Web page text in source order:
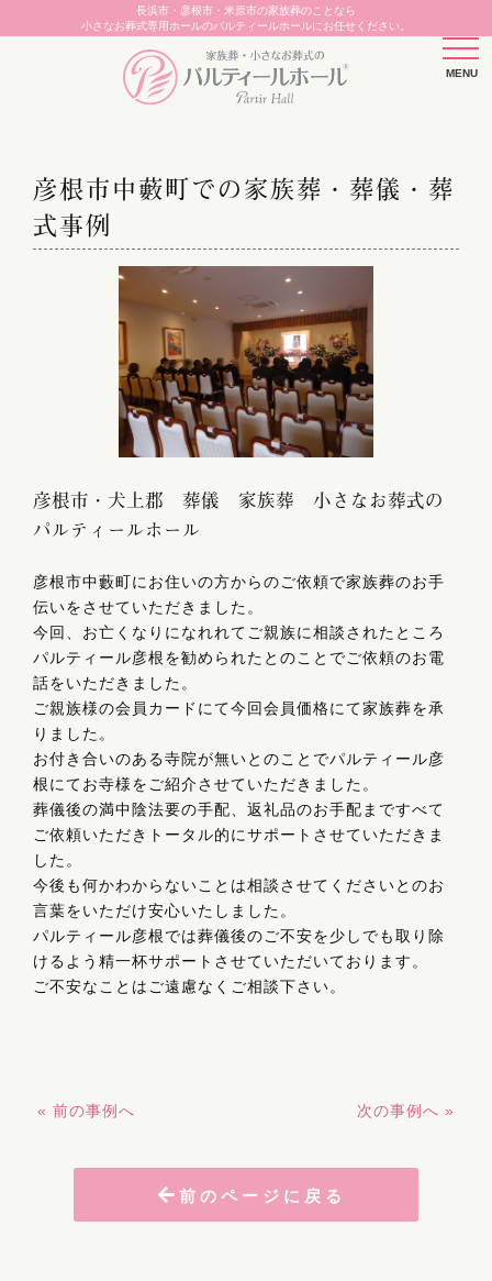
長浜市・彦根市・米原市の家族葬のことなら
小さなお葬式専用ホールのパルティールホールにお任せください。
彦根市中藪町での家族葬・葬儀・葬
式事例
彦根市・犬上郡 葬儀 家族葬 小さなお葬式の
パルティールホール
彦根市中藪町にお住いの方からのご依頼で家族葬のお手
伝いをさせていただきました。
今回、お亡くなりになれれてご親族に相談されたところ
パルティール彦根を勧められたとのことでご依頼のお電
話をいただきました。
ご親族様の会員カードにて今回会員価格にて家族葬を承
りました。
お付き合いのある寺院が無いとのことでパルティール彦
根にてお寺様をご紹介させていただきました。
葬儀後の満中陰法要の手配、返礼品のお手配まですべて
ご依頼いただきトータル的にサポートさせていただきま
した。
今後も何かわからないことは相談させてくださいとのお
言葉をいただけ安心いたしました。
パルティール彦根では葬儀後のご不安を少しでも取り除
けるよう精一杯サポートさせていただいております。
ご不安なことはご遠慮なくご相談下さい。
« 前の事例へ 次の事例へ »
前のページに戻る